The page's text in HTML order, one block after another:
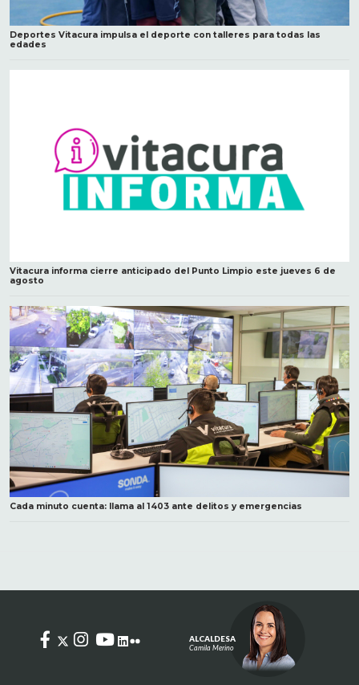
Deportes Vitacura impulsa el deporte con talleres para todas las
edades
Vitacura informa cierre anticipado del Punto Limpio este jueves 6 de
agosto
Cada minuto cuenta: llama al 1403 ante delitos y emergencias
ALCALDESA
Camila Merino